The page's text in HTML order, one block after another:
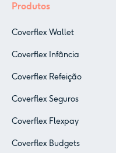
Produtos
Coverflex Wallet
Coverflex Infância
Coverflex Refeição
Coverflex Seguros
Coverflex Flexpay
Coverflex Budgets